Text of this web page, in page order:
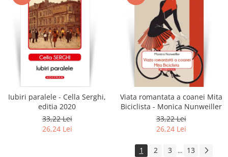
Iubiri paralele - Cella Serghi,
editia 2020
33,22 Lei
26,24 Lei
Viata romantata a coanei Mita
Biciclista - Monica Nunweiller
33,22 Lei
26,24 Lei
1 2 3 ... 13